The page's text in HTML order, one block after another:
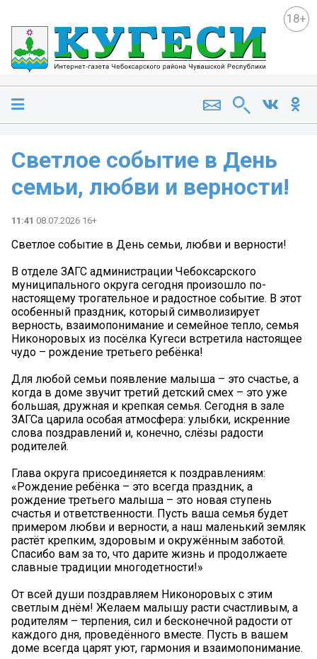
18+
Светлое событие в День
семьи, любви и верности!
11:41 08.07.2026 16+
Светлое событие в День семьи, любви и верности!
В отделе ЗАГС администрации Чебоксарского
муниципального округа сегодня произошло по-
настоящему трогательное и радостное событие. В этот
особенный праздник, который символизирует
верность, взаимопонимание и семейное тепло, семья
Никоноровых из посёлка Кугеси встретила настоящее
чудо – рождение третьего ребёнка!
Для любой семьи появление малыша – это счастье, а
когда в доме звучит третий детский смех – это уже
большая, дружная и крепкая семья. Сегодня в зале
ЗАГСа царила особая атмосфера: улыбки, искренние
слова поздравлений и, конечно, слёзы радости
родителей.
Глава округа присоединяется к поздравлениям:
«Рождение ребёнка – это всегда праздник, а
рождение третьего малыша – это новая ступень
счастья и ответственности. Пусть ваша семья будет
примером любви и верности, а наш маленький земляк
растёт крепким, здоровым и окружённым заботой.
Спасибо вам за то, что дарите жизнь и продолжаете
славные традиции многодетности!»
От всей души поздравляем Никоноровых с этим
светлым днём! Желаем малышу расти счастливым, а
родителям – терпения, сил и бесконечной радости от
каждого дня, проведённого вместе. Пусть в вашем
доме всегда царят уют, гармония и взаимопонимание.